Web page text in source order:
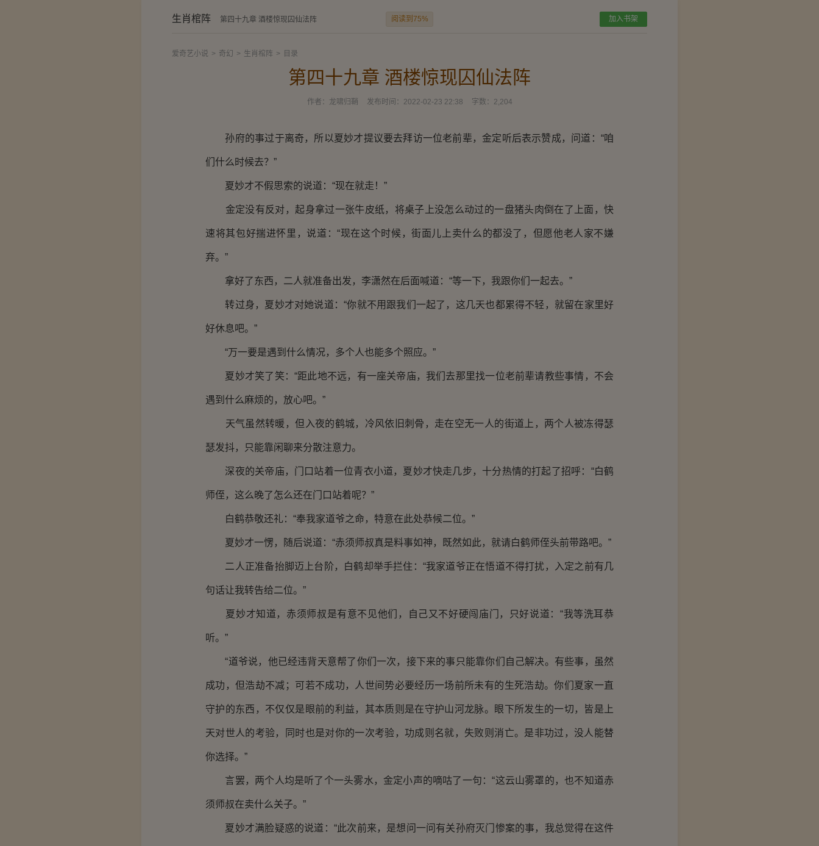
生肖棺阵 第四十九章 酒楼惊现囚仙法阵 阅读到75% 加入书架
爱奇艺小说 > 奇幻 > 生肖棺阵 > 目录
第四十九章 酒楼惊现囚仙法阵
作者： 龙啸归鞘 发布时间： 2022-02-23 22:38 字数： 2,204
孙府的事过于离奇，所以夏妙才提议要去拜访一位老前辈，金定听后表示赞成，问道：“咱
们什么时候去？”
夏妙才不假思索的说道：“现在就走！”
金定没有反对，起身拿过一张牛皮纸，将桌子上没怎么动过的一盘猪头肉倒在了上面，快
速将其包好揣进怀里，说道：“现在这个时候，街面儿上卖什么的都没了，但愿他老人家不嫌
弃。”
拿好了东西，二人就准备出发，李潇然在后面喊道：“等一下，我跟你们一起去。”
转过身，夏妙才对她说道：“你就不用跟我们一起了，这几天也都累得不轻，就留在家里好
好休息吧。”
“万一要是遇到什么情况，多个人也能多个照应。”
夏妙才笑了笑：“距此地不远，有一座关帝庙，我们去那里找一位老前辈请教些事情，不会
遇到什么麻烦的，放心吧。”
天气虽然转暖，但入夜的鹤城，冷风依旧刺骨，走在空无一人的街道上，两个人被冻得瑟
瑟发抖，只能靠闲聊来分散注意力。
深夜的关帝庙，门口站着一位青衣小道，夏妙才快走几步，十分热情的打起了招呼：“白鹤
师侄，这么晚了怎么还在门口站着呢？”
白鹤恭敬还礼：“奉我家道爷之命，特意在此处恭候二位。”
夏妙才一愣，随后说道：“赤须师叔真是料事如神，既然如此，就请白鹤师侄头前带路吧。”
二人正准备抬脚迈上台阶，白鹤却举手拦住：“我家道爷正在悟道不得打扰，入定之前有几
句话让我转告给二位。”
夏妙才知道，赤须师叔是有意不见他们，自己又不好硬闯庙门，只好说道：“我等洗耳恭
听。”
“道爷说，他已经违背天意帮了你们一次，接下来的事只能靠你们自己解决。有些事，虽然
成功，但浩劫不减；可若不成功，人世间势必要经历一场前所未有的生死浩劫。你们夏家一直
守护的东西，不仅仅是眼前的利益，其本质则是在守护山河龙脉。眼下所发生的一切，皆是上
天对世人的考验，同时也是对你的一次考验，功成则名就，失败则消亡。是非功过，没人能替
你选择。”
言罢，两个人均是听了个一头雾水，金定小声的嘀咕了一句：“这云山雾罩的，也不知道赤
须师叔在卖什么关子。”
夏妙才满脸疑惑的说道：“此次前来，是想问一问有关孙府灭门惨案的事，我总觉得在这件